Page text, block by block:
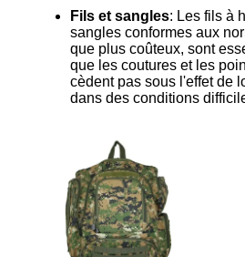
Fils et sangles: Les fils à
sangles conformes aux
que plus coûteux, sont
que les coutures et les
cèdent pas sous l'effet de
dans des conditions